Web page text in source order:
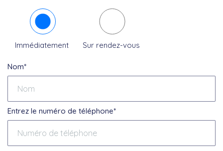
Immédiatement Sur rendez-vous
Nom*
Entrez le numéro de téléphone*